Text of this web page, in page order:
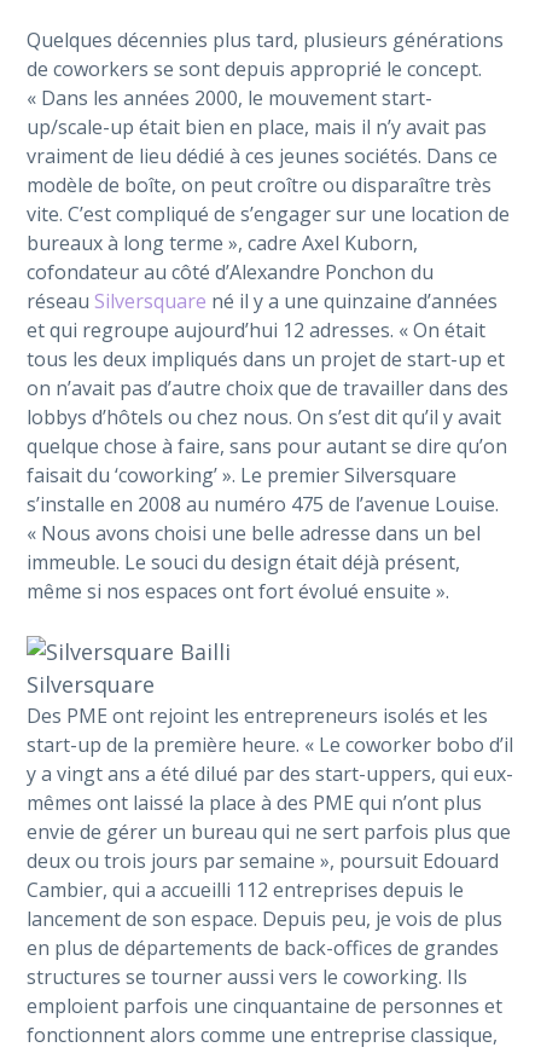
Quelques décennies plus tard, plusieurs générations
de coworkers se sont depuis approprié le concept.
« Dans les années 2000, le mouvement start-
up/scale-up était bien en place, mais il n’y avait pas
vraiment de lieu dédié à ces jeunes sociétés. Dans ce
modèle de boîte, on peut croître ou disparaître très
vite. C’est compliqué de s’engager sur une location de
bureaux à long terme », cadre Axel Kuborn,
cofondateur au côté d’Alexandre Ponchon du
réseau Silversquare né il y a une quinzaine d’années
et qui regroupe aujourd’hui 12 adresses. « On était
tous les deux impliqués dans un projet de start-up et
on n’avait pas d’autre choix que de travailler dans des
lobbys d’hôtels ou chez nous. On s’est dit qu’il y avait
quelque chose à faire, sans pour autant se dire qu’on
faisait du ‘coworking’ ». Le premier Silversquare
s’installe en 2008 au numéro 475 de l’avenue Louise.
« Nous avons choisi une belle adresse dans un bel
immeuble. Le souci du design était déjà présent,
même si nos espaces ont fort évolué ensuite ».
Silversquare
Des PME ont rejoint les entrepreneurs isolés et les
start-up de la première heure. « Le coworker bobo d’il
y a vingt ans a été dilué par des start-uppers, qui eux-
mêmes ont laissé la place à des PME qui n’ont plus
envie de gérer un bureau qui ne sert parfois plus que
deux ou trois jours par semaine », poursuit Edouard
Cambier, qui a accueilli 112 entreprises depuis le
lancement de son espace. Depuis peu, je vois de plus
en plus de départements de back-offices de grandes
structures se tourner aussi vers le coworking. Ils
emploient parfois une cinquantaine de personnes et
fonctionnent alors comme une entreprise classique,